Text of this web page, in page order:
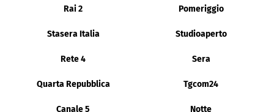
Rai 2 Pomeriggio
Stasera Italia Studioaperto
Rete 4 Sera
Quarta Repubblica Tgcom24
Canale 5 Notte